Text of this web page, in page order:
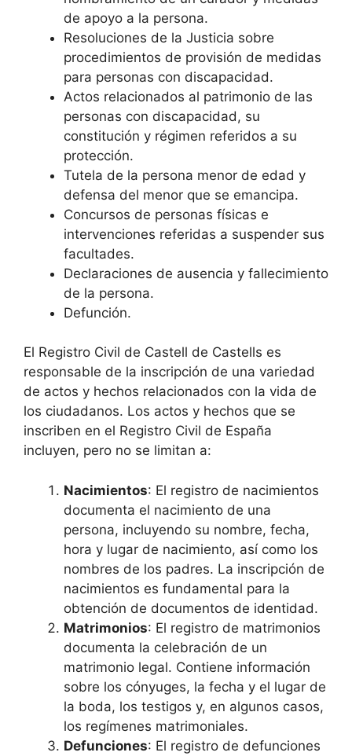
de apoyo a la persona.
Resoluciones de la Justicia sobre
procedimientos de provisión de medidas
para personas con discapacidad.
Actos relacionados al patrimonio de las
personas con discapacidad, su
constitución y régimen referidos a su
protección.
Tutela de la persona menor de edad y
defensa del menor que se emancipa.
Concursos de personas físicas e
intervenciones referidas a suspender sus
facultades.
Declaraciones de ausencia y fallecimiento
de la persona.
Defunción.
El Registro Civil de Castell de Castells es
responsable de la inscripción de una variedad
de actos y hechos relacionados con la vida de
los ciudadanos. Los actos y hechos que se
inscriben en el Registro Civil de España
incluyen, pero no se limitan a:
Nacimientos: El registro de nacimientos
documenta el nacimiento de una
persona, incluyendo su nombre, fecha,
hora y lugar de nacimiento, así como los
nombres de los padres. La inscripción de
nacimientos es fundamental para la
obtención de documentos de identidad.
Matrimonios: El registro de matrimonios
documenta la celebración de un
matrimonio legal. Contiene información
sobre los cónyuges, la fecha y el lugar de
la boda, los testigos y, en algunos casos,
los regímenes matrimoniales.
Defunciones: El registro de defunciones